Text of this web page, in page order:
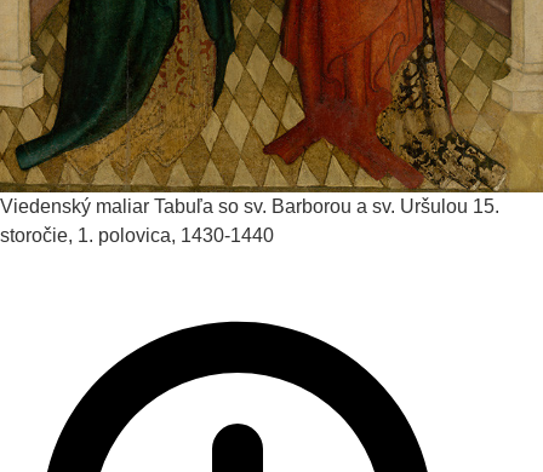
Viedenský maliar Tabuľa so sv. Barborou a sv. Uršulou 15.
storočie, 1. polovica, 1430-1440